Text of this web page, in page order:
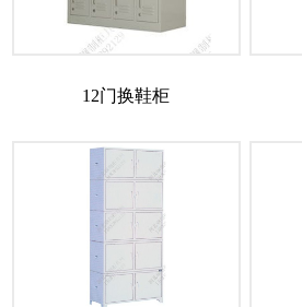
12门换鞋柜